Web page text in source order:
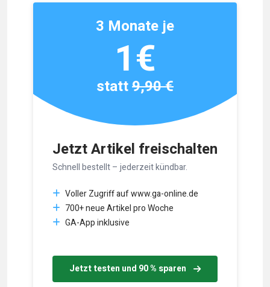
Jetzt Artikel freischalten
Schnell bestellt – jederzeit kündbar.
Voller Zugriff auf www.ga-online.de
700+ neue Artikel pro Woche
GA-App inklusive
Jetzt testen und 90 % sparen
3 Monate je
1€
statt9,90 €